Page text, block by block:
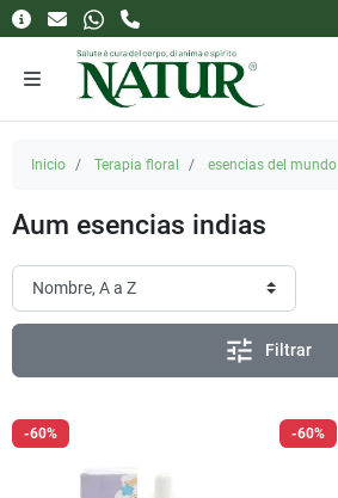
Inicio Terapia floral esencias del mundo
Aum esencias indias
tune Filtrar
-60% -60%